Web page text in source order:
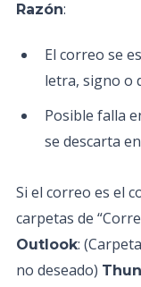
Razón:
El correo se
letra, signo o
Posible falla
se descarta
Si el correo es el
carpetas de
Outlook:
no deseado)